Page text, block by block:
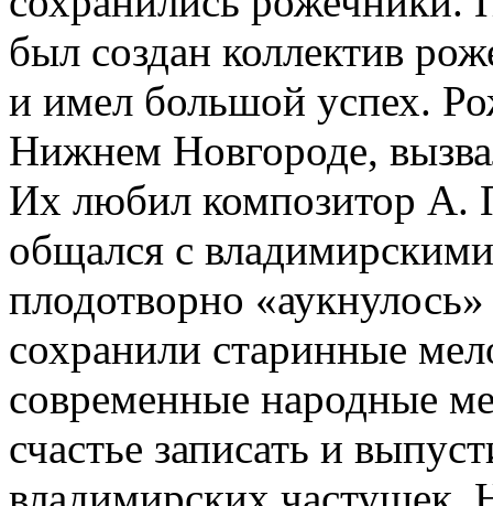
был создан коллектив
и имел большой успех.
Нижнем Новгороде,
Их любил композитор А.
общался с
плодотворно
сохранили старинные
современные народные
счастье записать и